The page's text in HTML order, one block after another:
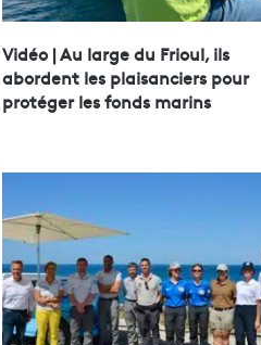
Vidéo | Au large du Frioul, ils
abordent les plaisanciers pour
protéger les fonds marins